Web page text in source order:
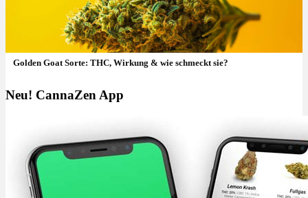
Golden Goat Sorte: THC, Wirkung & wie schmeckt sie?
Neu! CannaZen App